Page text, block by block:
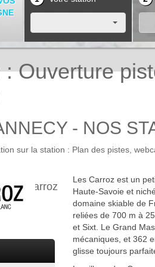
Ouverture
- NOS
sur la station : Plan des pistes,
Les Carroz
Les Carroz est un
Haute-Savoie et
domaine skiable de
reliées de 700 m à
et Sixt. Le Grand
mécaniques, et 362
glisse toujours